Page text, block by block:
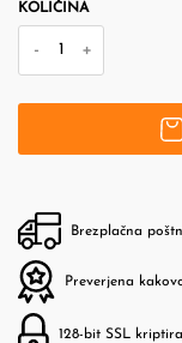
KOLIČINA
- +
Brezplačna
Preverjena
128-bit SSL